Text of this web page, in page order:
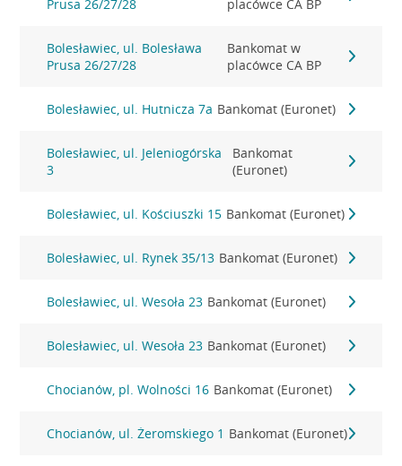
Prusa 26/27/28
placówce CA BP
Bolesławiec, ul. Bolesława
Prusa 26/27/28
Bankomat w
placówce CA BP
Bolesławiec, ul. Hutnicza 7a Bankomat (Euronet)
Bolesławiec, ul. Jeleniogórska
3
Bankomat
(Euronet)
Bolesławiec, ul. Kościuszki 15 Bankomat (Euronet)
Bolesławiec, ul. Rynek 35/13 Bankomat (Euronet)
Bolesławiec, ul. Wesoła 23 Bankomat (Euronet)
Bolesławiec, ul. Wesoła 23 Bankomat (Euronet)
Chocianów, pl. Wolności 16 Bankomat (Euronet)
Chocianów, ul. Żeromskiego 1 Bankomat (Euronet)